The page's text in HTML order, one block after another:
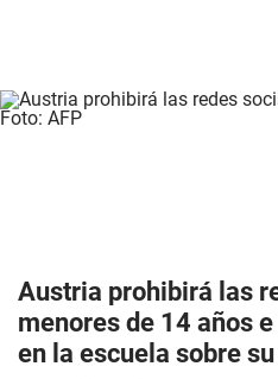
Austria prohibirá las
menores de 14 años
en la escuela sobre